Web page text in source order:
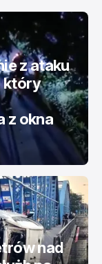
z ataku
który
z okna
nad